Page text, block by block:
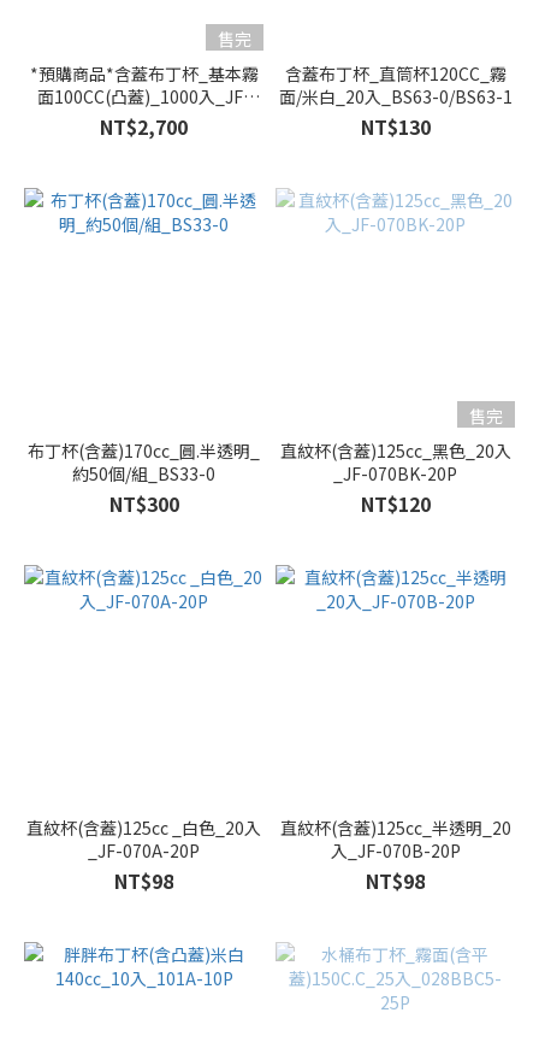
售完
*預購商品*含蓋布丁杯_基本霧
面100CC(凸蓋)_1000入_JF-
015B-100P
NT$2,700
含蓋布丁杯_直筒杯120CC_霧
面/米白_20入_BS63-0/BS63-1
NT$130
布丁杯(含蓋)170cc_圓.半透明_
約50個/組_BS33-0
NT$300
售完
直紋杯(含蓋)125cc_黑色_20入
_JF-070BK-20P
NT$120
直紋杯(含蓋)125cc _白色_20入
_JF-070A-20P
NT$98
直紋杯(含蓋)125cc_半透明_20
入_JF-070B-20P
NT$98